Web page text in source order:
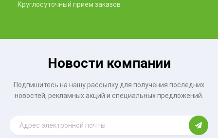
Круглосуточный прием заказов
Новости компании
Подпишитесь на нашу рассылку для получения последних
новостей, рекламных акций и специальных предложений.